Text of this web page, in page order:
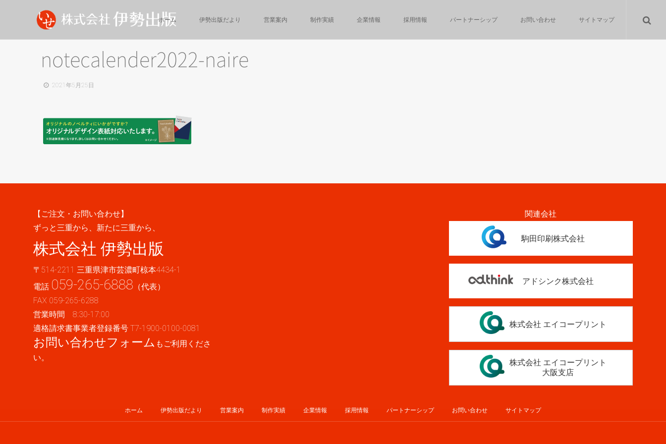
ホーム 伊勢出版だより 営業案内 制作実績 企業情報 採用情報 パートナーシップ お問い合わせ サイトマップ
notecalender2022-naire
2021年5月25日
【ご注文・お問い合わせ】
ずっと三重から、新たに三重から、
株式会社 伊勢出版
〒514-2211 三重県津市芸濃町椋本4434-1
電話 059-265-6888 （代表）
FAX 059-265-6288
営業時間 8:30-17:00
適格請求書事業者登録番号 T7-1900-0100-0081
お問い合わせフォーム もご利用くださ
い。
関連会社
駒田印刷株式会社
アドシンク株式会社
株式会社 エイコープリント
株式会社 エイコープリント
大阪支店
ホーム 伊勢出版だより 営業案内 制作実績 企業情報 採用情報 パートナーシップ お問い合わせ サイトマップ